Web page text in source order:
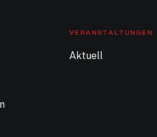
VERANSTALTUNGEN
Aktuell